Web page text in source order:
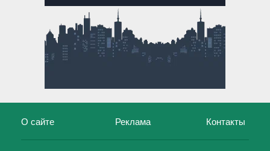
О сайте Реклама Контакты